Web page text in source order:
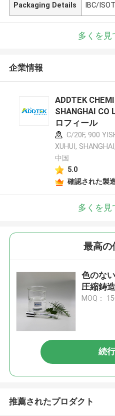
Packaging Details IBC/
多くを見
企業情報
ADDTEK
SHANGHAI CO
ロフィール
C/20F, 900
XUHUI,
中国
5.0
確認された製
多くを見
最高の
色のな
圧縮鋳
MOQ：
続
推薦されたプロダクト